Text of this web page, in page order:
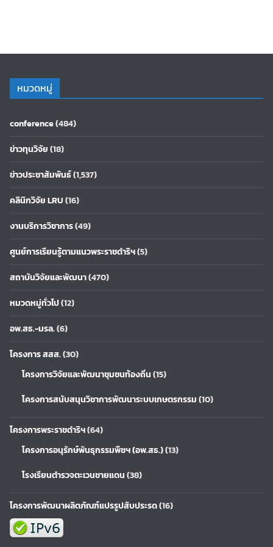
หมวดหมู่
conference(484)
ข่าวทุนวิจัย(18)
ข่าวประชาสัมพันธ์(1,537)
คลินิกวิจัย LRU(16)
งานบริการวิชาการ(49)
ศูนย์การเรียนรู้ตามแนวพระราชดำริฯ(5)
สถาบันวิจัยและพัฒนา(470)
หมวดหมู่ทั่วไป(12)
อพ.สธ.-มรล.(6)
โครงการ สสส.(30)
โครงการวิจัยและพัฒนาชุมชนท้องถิ่น(15)
โครงการสนับสนุนวิชาการพัฒนาระบบเกษตรกรรม(10)
โครงการพระราชดำริฯ(64)
โครงการอนุรักษ์พันธุกรรมพืชฯ (อพ.สธ.)(13)
โรงเรียนตำรวจตะเวนชายแดน(38)
โครงการพัฒนาผลิตภัณฑ์แปรรูปสับประรด(16)